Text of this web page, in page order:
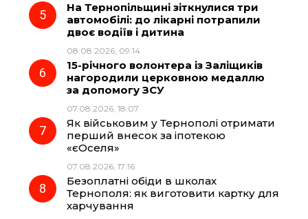
На Тернопільщині зіткнулися три
автомобілі: до лікарні потрапили
двоє водіїв і дитина
08.08.2026, 09:14
15-річного волонтера із Заліщиків
нагородили церковною медаллю
за допомогу ЗСУ
07.08.2026, 18:07
Як військовим у Тернополі отримати
перший внесок за іпотекою
«єОселя»
07.08.2026, 17:16
Безоплатні обіди в школах
Тернополя: як виготовити картку для
харчування